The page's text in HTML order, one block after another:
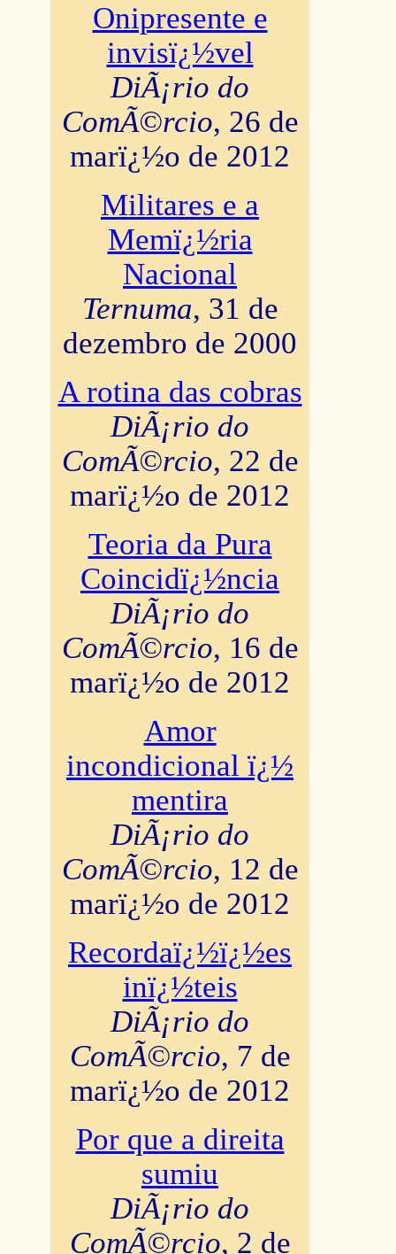
Onipresente e
invisï¿½vel
DiÃ¡rio do
ComÃ©rcio, 26 de
marï¿½o de 2012
Militares e a
Memï¿½ria
Nacional
Ternuma, 31 de
dezembro de 2000
A rotina das cobras
DiÃ¡rio do
ComÃ©rcio, 22 de
marï¿½o de 2012
Teoria da Pura
Coincidï¿½ncia
DiÃ¡rio do
ComÃ©rcio, 16 de
marï¿½o de 2012
Amor
incondicional ï¿½
mentira
DiÃ¡rio do
ComÃ©rcio, 12 de
marï¿½o de 2012
Recordaï¿½ï¿½es
inï¿½teis
DiÃ¡rio do
ComÃ©rcio, 7 de
marï¿½o de 2012
Por que a direita
sumiu
DiÃ¡rio do
ComÃ©rcio, 2 de